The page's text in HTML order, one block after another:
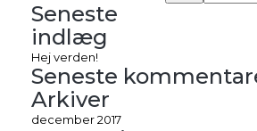
Seneste
indlæg
Hej verden!
Seneste
Arkiver
december 2017